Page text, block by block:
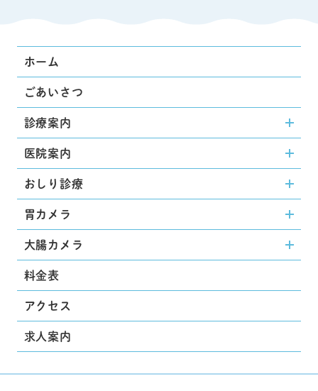
ホーム
ごあいさつ
診療案内
医院案内
おしり診療
胃カメラ
大腸カメラ
料金表
アクセス
求人案内